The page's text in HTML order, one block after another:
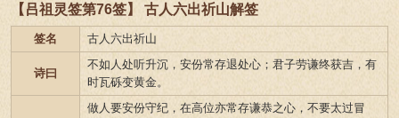
【吕祖灵签第76签】 古人六出祈山解签
签名 古人六出祈山
诗曰
不如人处听升沉，安份常存退处心；君子劳谦终获吉，有
时瓦砾变黄金。
做人要安份守纪，在高位亦常存谦恭之心，不要太过冒